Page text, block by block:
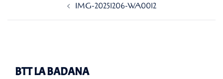
IMG-20251206-WA0012
BTT LA BADANA